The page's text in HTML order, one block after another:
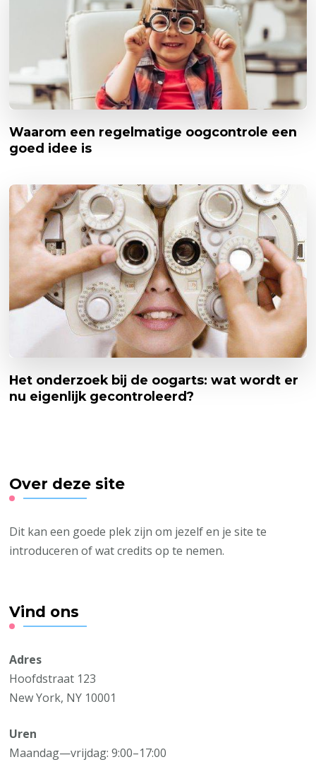
Waarom een regelmatige oogcontrole een
goed idee is
Het onderzoek bij de oogarts: wat wordt er
nu eigenlijk gecontroleerd?
Over deze site
Dit kan een goede plek zijn om jezelf en je site te
introduceren of wat credits op te nemen.
Vind ons
Adres
Hoofdstraat 123
New York, NY 10001
Uren
Maandag—vrijdag: 9:00–17:00